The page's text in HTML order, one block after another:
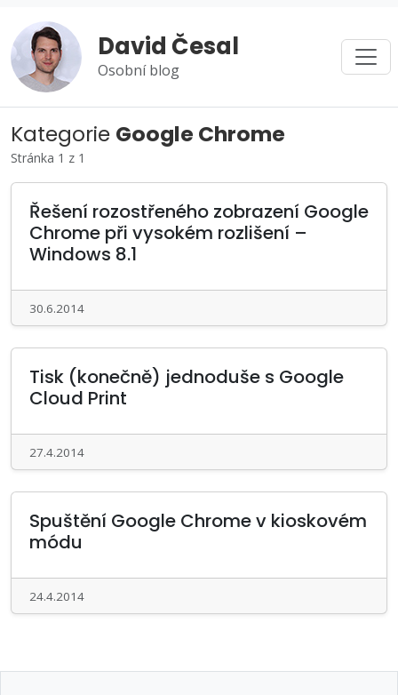
David Česal
Osobní blog
Kategorie Google Chrome
Stránka 1 z 1
Řešení rozostřeného zobrazení Google
Chrome při vysokém rozlišení –
Windows 8.1
30.6.2014
Tisk (konečně) jednoduše s Google
Cloud Print
27.4.2014
Spuštění Google Chrome v kioskovém
módu
24.4.2014